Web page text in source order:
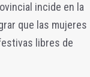
incide en la
que las mujeres
libres de